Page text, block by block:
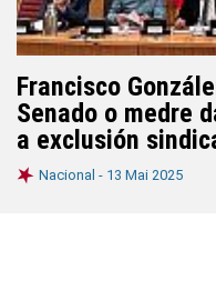
Francisco
Senado o medre
a exclusión
Nacional - 13 Mai 2025